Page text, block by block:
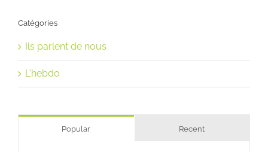
Catégories
Ils parlent de nous
L'hebdo
Popular Recent